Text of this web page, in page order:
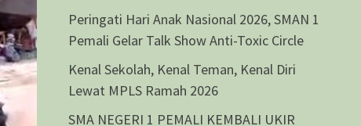
Peringati Hari Anak Nasional 2026, SMAN 1
Pemali Gelar Talk Show Anti-Toxic Circle
Kenal Sekolah, Kenal Teman, Kenal Diri
Lewat MPLS Ramah 2026
SMA NEGERI 1 PEMALI KEMBALI UKIR